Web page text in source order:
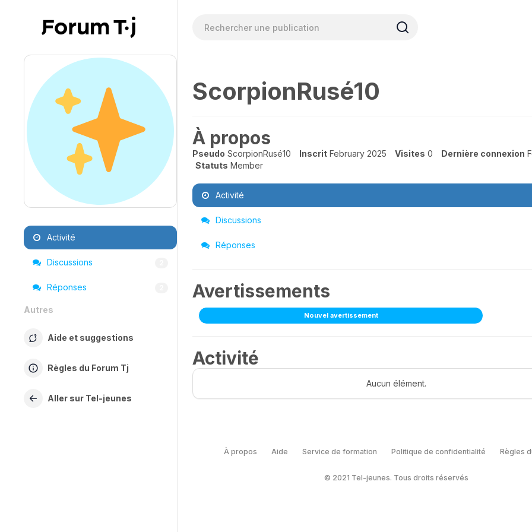
Activité
Discussions
Réponses
Autres
Aide et suggestions
Règles du Forum Tj
Aller sur Tel-jeunes
ScorpionRusé10
À propos
Pseudo ScorpionRusé10 Inscrit February 2025 Visites 0 Dernière connexion
Statuts Member
Activité
Discussions
Réponses
Avertissements
Nouvel avertissement
Activité
Aucun élément.
À propos Aide Service de formation Politique de confidentialité Règles
© 2021 Tel-jeunes. Tous droits réservés